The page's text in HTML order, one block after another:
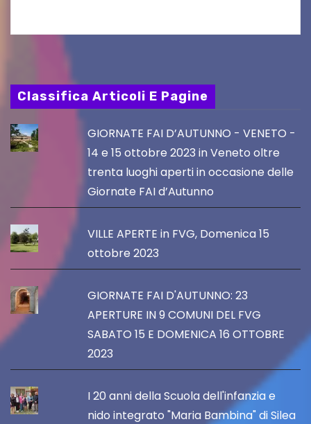
Classifica Articoli E Pagine
GIORNATE FAI D’AUTUNNO - VENETO -
14 e 15 ottobre 2023 in Veneto oltre
trenta luoghi aperti in occasione delle
Giornate FAI d’Autunno
VILLE APERTE in FVG, Domenica 15
ottobre 2023
GIORNATE FAI D'AUTUNNO: 23
APERTURE IN 9 COMUNI DEL FVG
SABATO 15 E DOMENICA 16 OTTOBRE
2023
I 20 anni della Scuola dell'infanzia e
nido integrato "Maria Bambina" di Silea